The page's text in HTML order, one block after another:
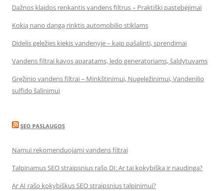
Dažnos klaidos renkantis vandens filtrus – Praktiški pastebėjimai
Kokią nano dangą rinktis automobilio stiklams
Didelis geležies kiekis vandenyje – kaip pašalinti, sprendimai
Vandens filtrai kavos aparatams, ledo generatoriams, šaldytuvams
Gręžinio vandens filtrai – Minkštinimui, Nugeležinimui, Vandenilio
sulfido šalinimui
SEO PASLAUGOS
Namui rekomenduojami vandens filtrai
Talpinamus SEO straipsnius rašo DI: Ar tai kokybiška ir naudinga?
Ar AI rašo kokybiškus SEO straipsnius talpinimui?